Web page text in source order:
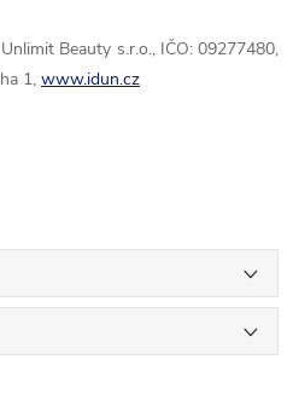
Beauty s.r.o., IČO: 09277480,
1, www.idun.cz